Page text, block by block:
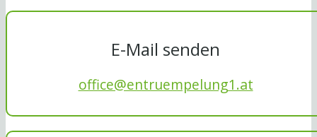
E-Mail senden
office@entruempelung1.at